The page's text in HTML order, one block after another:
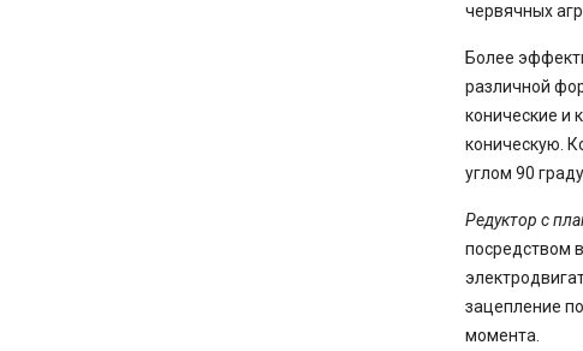
червячных
Более
различной
конические и
коническую.
углом 90
Редуктор с
посредством
зацепление
момента.